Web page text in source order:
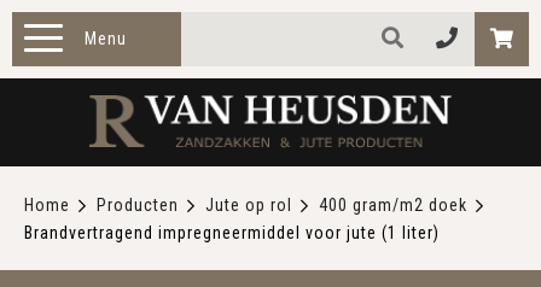
Menu
ZAKELIJK
Home Producten Jute op rol
400 gram/m2 doek
Brandvertragend impregneermiddel voor jute (1 liter)